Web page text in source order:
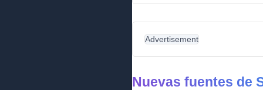
Advertisement
Nuevas fuentes de